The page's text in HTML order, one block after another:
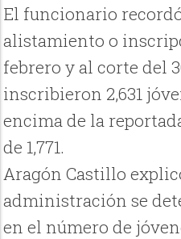
El funcionario
alistamiento o
febrero y al corte del
inscribieron 2,631
encima de la
de 1,771.
Aragón Castillo
administración se
en el número de